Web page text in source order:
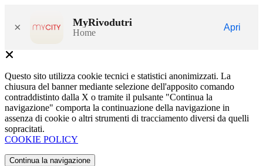
× MyRivodutri
Home
Apri
Questo sito utilizza cookie tecnici e statistici anonimizzati. La
chiusura del banner mediante selezione dell'apposito comando
contraddistinto dalla X o tramite il pulsante "Continua la
navigazione" comporta la continuazione della navigazione in
assenza di cookie o altri strumenti di tracciamento diversi da quelli
sopracitati.
COOKIE POLICY
Continua la navigazione